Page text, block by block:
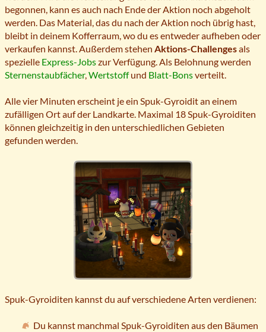
begonnen, kann es auch nach Ende der Aktion noch abgeholt
werden. Das Material, das du nach der Aktion noch übrig hast,
bleibt in deinem Kofferraum, wo du es entweder aufheben oder
verkaufen kannst. Außerdem stehen Aktions-Challengesals
spezielle Express-Jobszur Verfügung. Als Belohnung werden
Sternenstaubfächer, Wertstoffund Blatt-Bonsverteilt.
Alle vier Minuten erscheint je ein Spuk-Gyroidit an einem
zufälligen Ort auf der Landkarte. Maximal 18 Spuk-Gyroiditen
können gleichzeitig in den unterschiedlichen Gebieten
gefunden werden.
Spuk-Gyroiditen kannst du auf verschiedene Arten verdienen:
Du kannst manchmal Spuk-Gyroiditen aus den Bäumen